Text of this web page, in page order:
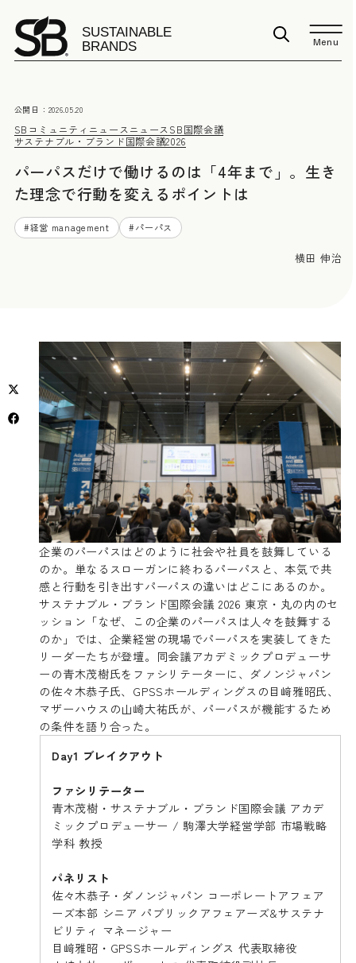
Menu
SBコミュニティニュースニュースSB国際会議
サステナブル・ブランド国際会議2026
公開日： 2026.05.20
パーパスだけで働けるのは「4年まで」。生き
た理念で行動を変えるポイントは
#経営 management #パーパス
横田 伸治
企業のパーパスはどのように社会や社員を鼓舞している
のか。単なるスローガンに終わるパーパスと、本気で共
感と行動を引き出すパーパスの違いはどこにあるのか。
サステナブル・ブランド国際会議 2026 東京・丸の内のセ
ッション「なぜ、この企業のパーパスは人々を鼓舞する
のか」では、企業経営の現場でパーパスを実装してきた
リーダーたちが登壇。同会議アカデミックプロデューサ
ーの青木茂樹氏をファシリテーターに、ダノンジャパン
の佐々木恭子氏、GPSSホールディングスの目﨑雅昭氏、
マザーハウスの山崎大祐氏が、パーパスが機能するため
の条件を語り合った。
Day1 ブレイクアウト
ファシリテーター
青木茂樹・サステナブル・ブランド国際会議 アカデ
ミックプロデューサー / 駒澤大学経営学部 市場戦略
学科 教授
パネリスト
佐々木恭子・ダノンジャパン コーポレートアフェア
ーズ本部 シニア パブリックアフェアーズ&サステナ
ビリティ マネージャー
目﨑雅昭・GPSSホールディングス 代表取締役